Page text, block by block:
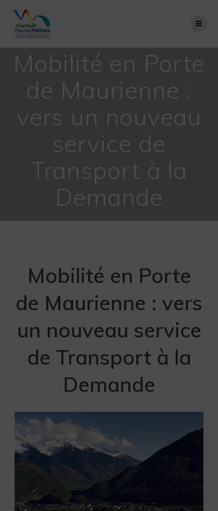
Mobilité en Porte
de Maurienne :
vers un nouveau
service de
Transport à la
Demande
Mobilité en Porte
de Maurienne : vers
un nouveau service
de Transport à la
Demande